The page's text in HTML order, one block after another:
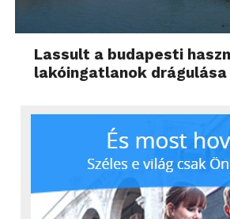
Lassult a budapesti
lakóingatlanok drágulása